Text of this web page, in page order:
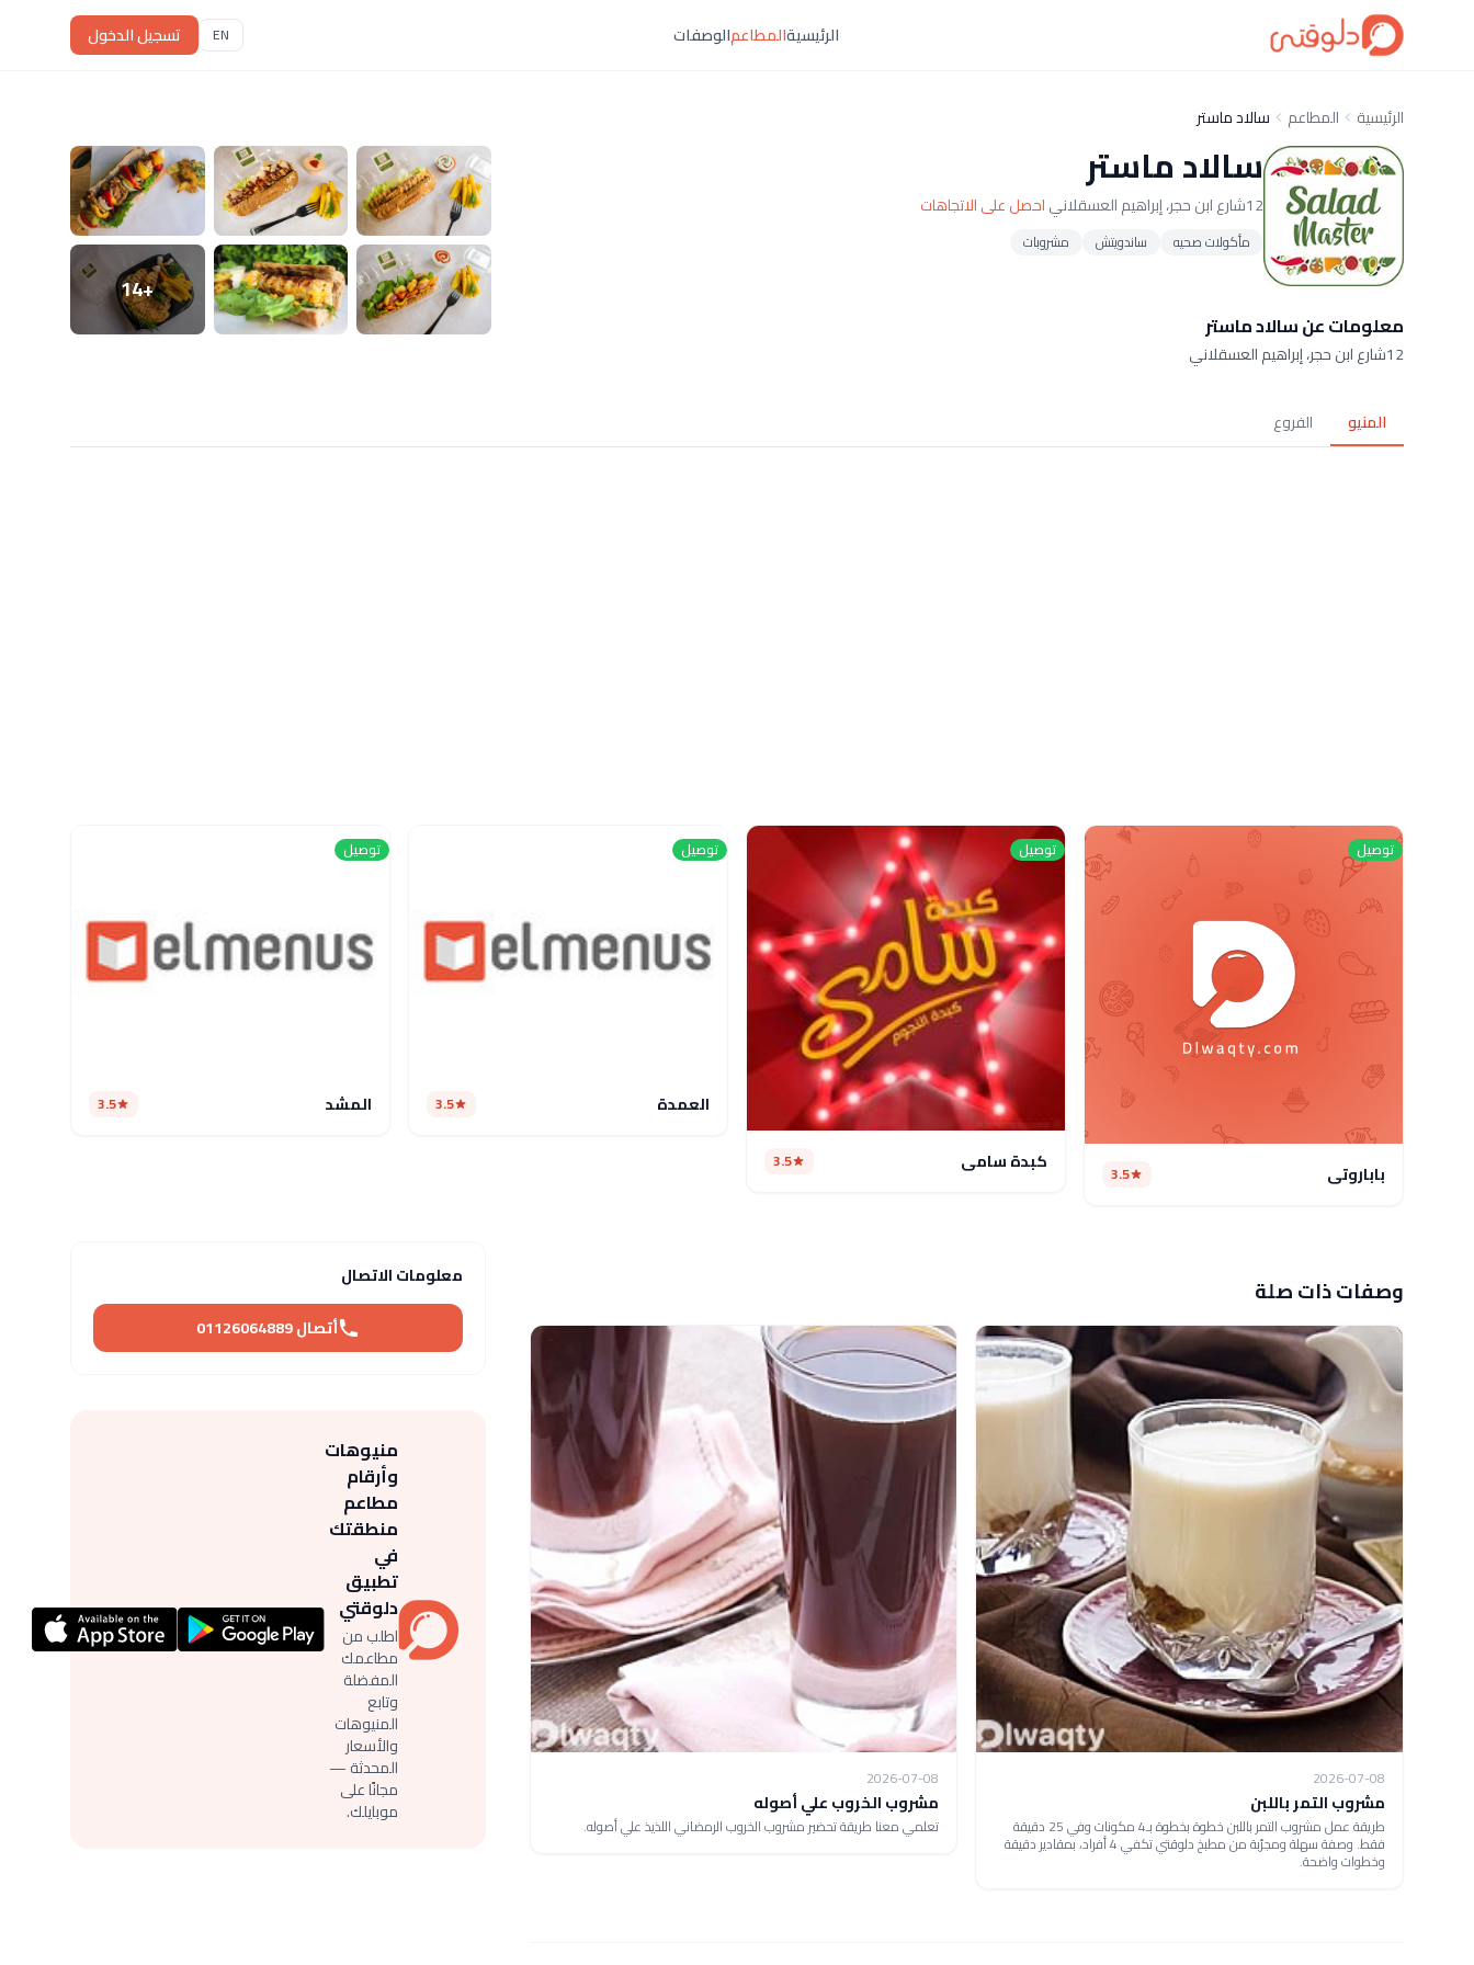
الرئيسيةالمطاعمالوصفات EN تسجيل الدخول
الرئيسية المطاعم سالاد ماستر
سالاد ماستر
12شارع ابن حجر، إبراهيم العسقلاني احصل على الاتجاهات
مأكولات صحيه ساندويتش مشروبات
معلومات عن سالاد ماستر
12شارع ابن حجر، إبراهيم العسقلاني
+14
المنيو الفروع
توصيل
باباروتي 3.5
توصيل
كبدة سامى 3.5
توصيل
العمدة 3.5
توصيل
المشد 3.5
وصفات ذات صلة
2026-07-08
مشروب التمر باللبن
طريقة عمل مشروب التمر باللبن خطوة بخطوة بـ4 مكونات وفي 25 دقيقة
فقط. وصفة سهلة ومجرّبة من مطبخ دلوقتي تكفي 4 أفراد، بمقادير دقيقة
وخطوات واضحة.
2026-07-08
مشروب الخروب علي أصوله
تعلمي معنا طريقة تحضير مشروب الخروب الرمضاني اللذيذ علي أصوله.
معلومات الاتصال
أتصال 01126064889
منيوهات
وأرقام
مطاعم
منطقتك
في
تطبيق
دلوقتي
اطلب من
مطاعمك
المفضلة
وتابع
المنيوهات
والأسعار
المحدثة —
مجانًا على
موبايلك.